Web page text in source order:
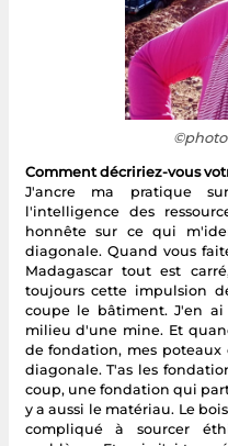
©photo
Comment décririez-vous
J'ancre ma pratique
l'intelligence des
honnête sur ce qui
diagonale. Quand vous
Madagascar tout est
toujours cette impulsion
coupe le bâtiment. J'en
milieu d'une mine. Et
de fondation, mes poteaux
diagonale. T'as les
coup, une fondation qui
y a aussi le matériau. Le
compliqué à sourcer